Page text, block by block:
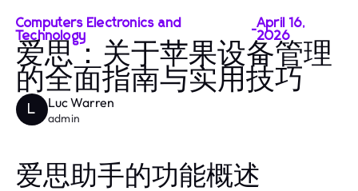
Computers Electronics and
Technology
-April 16,
2026
爱思：关于苹果设备管理
的全面指南与实用技巧
L Luc Warren
admin
爱思助手的功能概述